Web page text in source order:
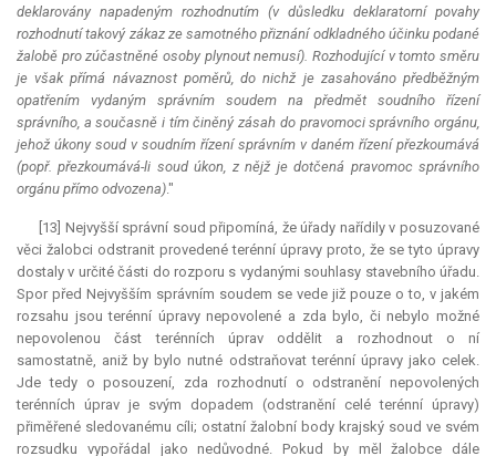
deklarovány napadeným rozhodnutím (v důsledku deklaratornípovahy
rozhodnutí takový zákaz ze samotného přiznání odkladného účinku podané
žalobě pro zúčastněné osoby plynout nemusí). Rozhodující v tomto směru
je však přímá návaznost poměrů, do nichž je zasahováno předběžným
opatřením vydaným správním soudem na předmět soudního řízení
správního, a současně i tím činěný zásah do pravomoci správního orgánu,
jehož úkony soud v soudním řízení správním v daném řízení přezkoumává
(popř. přezkoumává-li soud úkon, z nějž je dotčená pravomoc správního
orgánu přímo odvozena)."
[13] Nejvyšší správní soud připomíná, že úřady nařídily v posuzované
věci žalobci odstranit provedené terénní úpravy proto, že se tyto úpravy
dostaly v určité části do rozporu s vydanými souhlasy stavebního úřadu.
Spor před Nejvyšším správním soudem se vede již pouze o to, v jakém
rozsahu jsou terénní úpravy nepovolené a zda bylo, či nebylo možné
nepovolenou část terénních úprav oddělit a rozhodnout o ní
samostatně, aniž by bylo nutné odstraňovat terénní úpravy jako celek.
Jde tedy o posouzení, zda rozhodnutí o odstranění nepovolených
terénních úprav je svým dopadem (odstranění celé terénní úpravy)
přiměřené sledovanému cíli; ostatní žalobní body krajský soud ve svém
rozsudku vypořádal jako nedůvodné. Pokud by měl žalobce dále